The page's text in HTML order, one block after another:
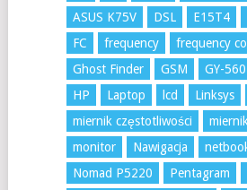
ASUS K75V
DSL E15T4
FC
frequency
frequency
Ghost Finder
GSM GY-560
HP
Laptop lcd Linksys
miernik częstotliwości
monitor
Nawigacja
Nomad P5220
Pentagram